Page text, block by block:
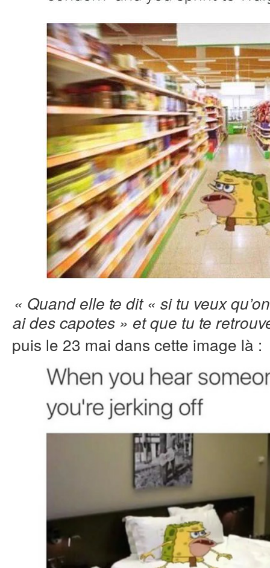
« Quand elle te dit « si tu veux
ai des capotes » et que tu te
puis le 23 mai dans cette image là :